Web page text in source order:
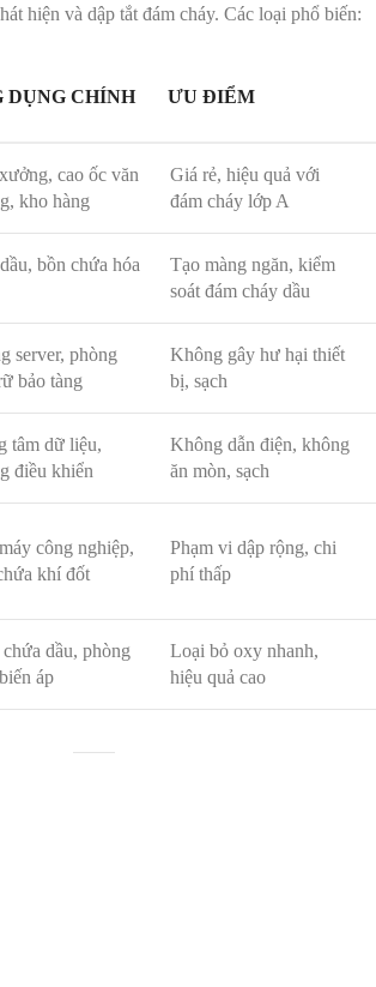
hiện và dập tắt đám cháy. Các loại phổ biến:
DỤNG CHÍNH ƯU ĐIỂM
cao ốc văn
kho hàng
Giá rẻ, hiệu quả với
đám cháy lớp A
bồn chứa hóa
Tạo màng ngăn, kiểm
soát đám cháy dầu
server, phòng
bảo tàng
Không gây hư hại thiết
bị, sạch
tâm dữ liệu,
điều khiển
Không dẫn điện, không
ăn mòn, sạch
công nghiệp,
khí đốt
Phạm vi dập rộng, chi
phí thấp
dầu, phòng
áp
Loại bỏ oxy nhanh,
hiệu quả cao